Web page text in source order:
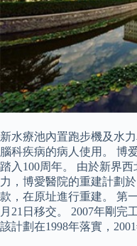
新水療池內置跑步機及水
腦科疾病的病人使用。 博
踏入100周年。 由於新界
力，博愛醫院的重建計劃
款，在原址進行重建。 第
月21日移交。 2007年剛完
該計劃在1998年落實，